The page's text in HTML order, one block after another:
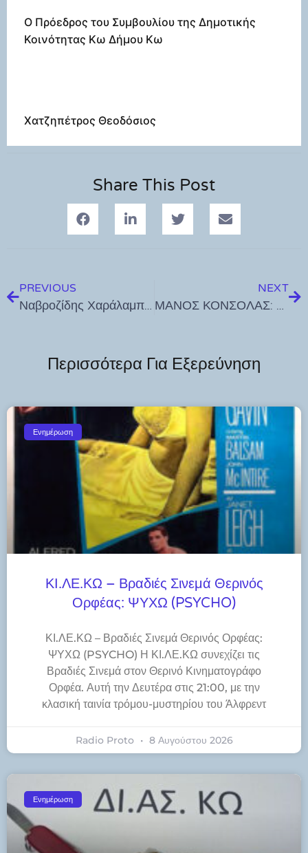
Ο Πρόεδρος του Συμβουλίου της Δημοτικής
Κοινότητας Κω Δήμου Κω
Χατζηπέτρος Θεοδόσιος
Share This Post
PREVIOUS
Ναβροζίδης Χαράλαμπος: Έργο 4.300.000 ευρώ για τη συντήρηση του Επαρχιακού Οδικού Δικτύου Κω ενέκρινε η Περιφερειακή Επιτροπή Νοτίου Αιγαίου
NEXT
ΜΑΝΟΣ ΚΟΝΣΟΛΑΣ: «Ενισχύονται οι δυνάμεις πυρόσβεσης και πυροπροστασίας»
Περισσότερα Για Εξερεύνηση
Ενημέρωση
ΚΙ.ΛΕ.ΚΩ – Βραδιές Σινεμά Θερινός
Ορφέας: ΨΥΧΩ (PSYCHO)
ΚΙ.ΛΕ.ΚΩ – Βραδιές Σινεμά Θερινός Ορφέας:
ΨΥΧΩ (PSYCHO) Η ΚΙ.ΛΕ.ΚΩ συνεχίζει τις
Βραδιές Σινεμά στον Θερινό Κινηματογράφο
Ορφέα. Αυτή την Δευτέρα στις 21:00, με την
κλασική ταινία τρόμου-μυστηρίου του Άλφρεντ
Radio Proto 8 Αυγούστου 2026
Ενημέρωση